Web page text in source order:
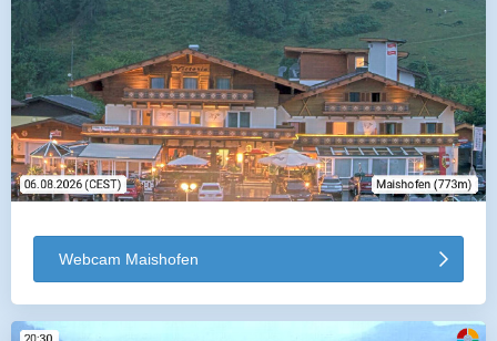
Webcam Maishofen